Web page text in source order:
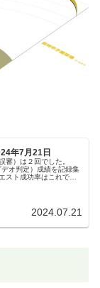
年7月21日
審）は２回でした。
オ判定）成績を記録集
スト成功率はこれで
2024.07.21